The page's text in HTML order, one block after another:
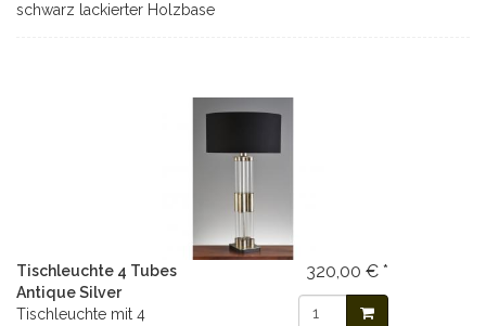
schwarz lackierter Holzbase
Tischleuchte 4 Tubes
Antique Silver
Tischleuchte mit 4
320,00 € *